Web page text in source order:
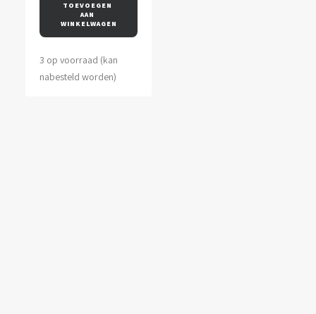
TOEVOEGEN
AAN
WINKELWAGEN
3 op voorraad (kan
nabesteld worden)